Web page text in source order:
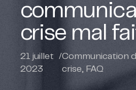
crise mal
21 juillet
2023
/Communication
crise, FAQ